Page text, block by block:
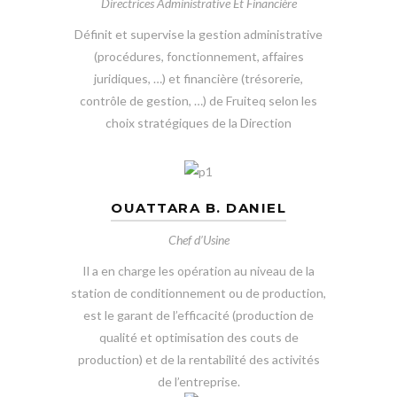
Directrices Administrative Et Financière
Définit et supervise la gestion administrative
(procédures, fonctionnement, affaires
juridiques, …) et financière (trésorerie,
contrôle de gestion, …) de Fruiteq selon les
choix stratégiques de la Direction
OUATTARA B. DANIEL
Chef d’Usine
Il a en charge les opération au niveau de la
station de conditionnement ou de production,
est le garant de l’efficacité (production de
qualité et optimisation des couts de
production) et de la rentabilité des activités
de l’entreprise.